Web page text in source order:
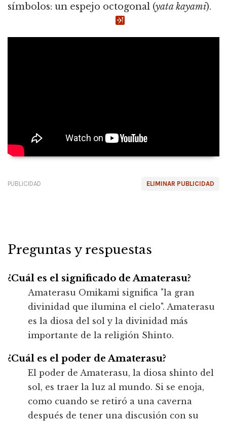
símbolos: un espejo octogonal (yata kayami).
ELIMINAR PUBLICIDAD
PUBLICIDAD
Preguntas y respuestas
¿Cuál es el significado de Amaterasu?
Amaterasu Omikami significa "la gran
divinidad que ilumina el cielo". Amaterasu
es la diosa del sol y la divinidad más
importante de la religión Shinto.
¿Cuál es el poder de Amaterasu?
El poder de Amaterasu, la diosa shinto del
sol, es traer la luz al mundo. Si se enoja,
como cuando se retiró a una caverna
después de tener una discusión con su